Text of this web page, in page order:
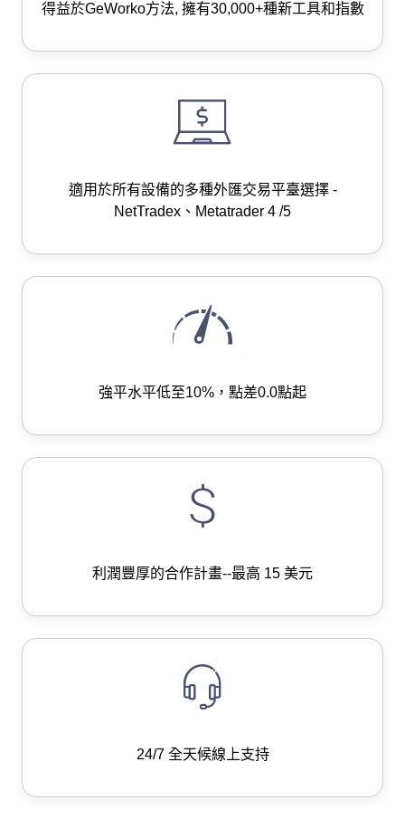
得益於GeWorko方法, 擁有30,000+種新工具和指數
適用於所有設備的多種外匯交易平臺選擇 -
NetTradex、Metatrader 4 /5
強平水平低至10%，點差0.0點起
利潤豐厚的合作計畫--最高 15 美元
24/7 全天候線上支持